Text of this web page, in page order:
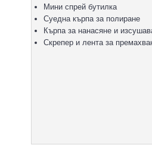
Мини спрей бутилка
Суедна кърпа за полиране
Кърпа за нанасяне и
Скрепер и лента за